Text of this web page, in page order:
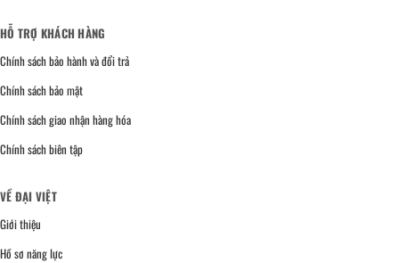
HỖ TRỢ KHÁCH HÀNG
Chính sách bảo hành và đổi trả
Chính sách bảo mật
Chính sách giao nhận hàng hóa
Chính sách biên tập
VỀ ĐẠI VIỆT
Giới thiệu
Hồ sơ năng lực